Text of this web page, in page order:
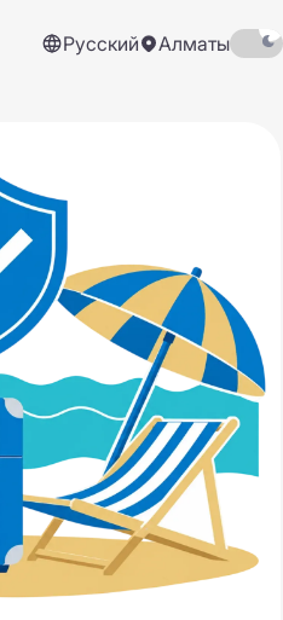
Русский Алматы